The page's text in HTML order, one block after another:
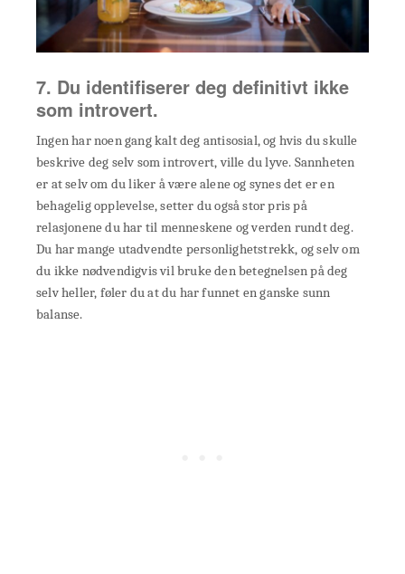
7. Du identifiserer deg definitivt ikke
som introvert.
Ingen har noen gang kalt deg antisosial, og hvis du skulle
beskrive deg selv som introvert, ville du lyve. Sannheten
er at selv om du liker å være alene og synes det er en
behagelig opplevelse, setter du også stor pris på
relasjonene du har til menneskene og verden rundt deg.
Du har mange utadvendte personlighetstrekk, og selv om
du ikke nødvendigvis vil bruke den betegnelsen på deg
selv heller, føler du at du har funnet en ganske sunn
balanse.